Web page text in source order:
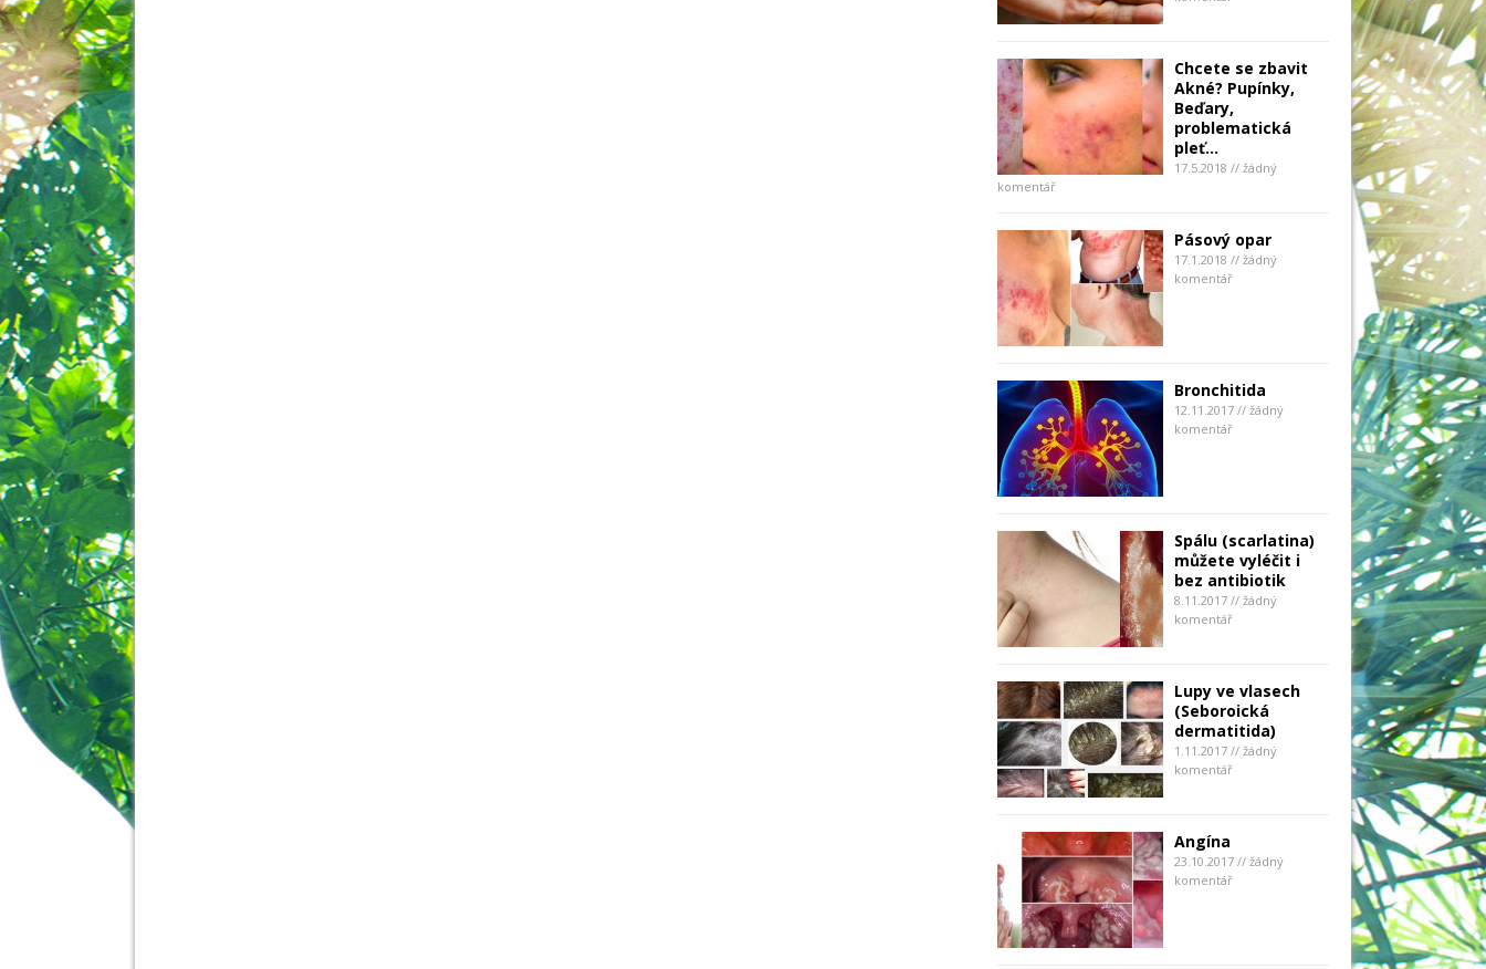
Chcete se zbavit
Akné? Pupínky,
Beďary,
problematická
pleť…
17.5.2018 // žádný
komentář
Pásový opar
17.1.2018 // žádný
komentář
Bronchitida
12.11.2017 // žádný
komentář
Spálu (scarlatina)
můžete vyléčit i
bez antibiotik
8.11.2017 // žádný
komentář
Lupy ve vlasech
(Seboroická
dermatitida)
1.11.2017 // žádný
komentář
Angína
23.10.2017 // žádný
komentář